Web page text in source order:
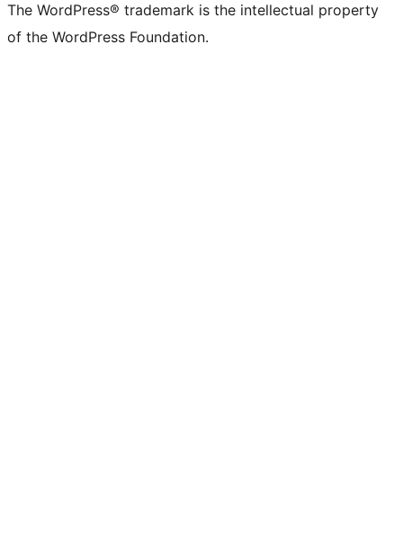
The WordPress® trademark is the intellectual property
of the WordPress Foundation.